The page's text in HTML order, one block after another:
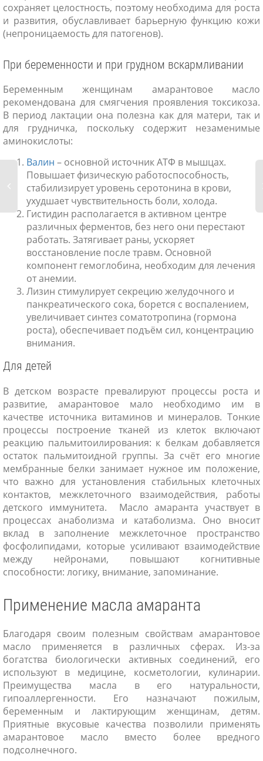
сохраняет целостность, поэтому необходима для роста
и развития, обуславливает барьерную функцию кожи
(непроницаемость для патогенов).
При беременности и при грудном вскармливании
Беременным женщинам амарантовое масло
рекомендована для смягчения проявления токсикоза.
В период лактации она полезна как для матери, так и
для грудничка, поскольку содержит незаменимые
аминокислоты:
Валин – основной источник АТФ в мышцах.
Повышает физическую работоспособность,
стабилизирует уровень серотонина в крови,
ухудшает чувствительность боли, холода.
Гистидин располагается в активном центре
различных ферментов, без него они перестают
работать. Затягивает раны, ускоряет
восстановление после травм. Основной
компонент гемоглобина, необходим для лечения
от анемии.
Лизин стимулирует секрецию желудочного и
панкреатического сока, борется с воспалением,
увеличивает синтез соматотропина (гормона
роста), обеспечивает подъём сил, концентрацию
внимания.
Для детей
В детском возрасте превалируют процессы роста и
развитие, амарантовое мало необходимо им в
качестве источника витаминов и минералов. Тонкие
процессы построение тканей из клеток включают
реакцию пальмитоилирования: к белкам добавляется
остаток пальмитоидной группы. За счёт его многие
мембранные белки занимает нужное им положение,
что важно для установления стабильных клеточных
контактов, межклеточного взаимодействия, работы
детского иммунитета. Масло амаранта участвует в
процессах анаболизма и катаболизма. Оно вносит
вклад в заполнение межклеточное пространство
фосфолипидами, которые усиливают взаимодействие
между нейронами, повышают когнитивные
способности: логику, внимание, запоминание.
Применение масла амаранта
Благодаря своим полезным свойствам амарантовое
масло применяется в различных сферах. Из-за
богатства биологически активных соединений, его
используют в медицине, косметологии, кулинарии.
Преимущества масла в его натуральности,
гипоаллергенности. Его назначают пожилым,
беременным и лактирующим женщинам, детям.
Приятные вкусовые качества позволили применять
амарантовое масло вместо более вредного
подсолнечного.